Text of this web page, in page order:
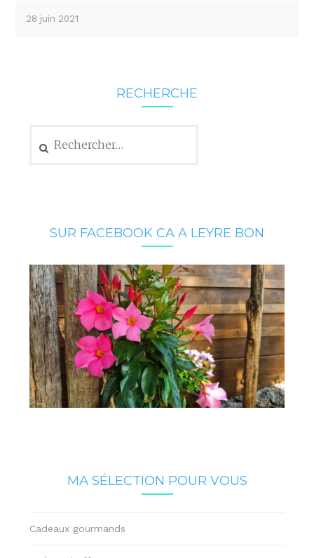
28 juin 2021
RECHERCHE
SUR FACEBOOK CA A LEYRE BON
MA SÉLECTION POUR VOUS
Cadeaux gourmands